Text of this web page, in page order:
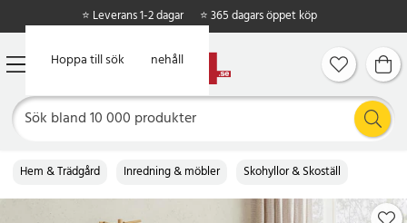
Hoppa till huvudinnehåll
Hoppa till sök
⭐ Leverans 1-2 dagar ⭐ 365 dagars öppet köp
Hem & Trädgård Inredning & möbler Skohyllor & Skoställ